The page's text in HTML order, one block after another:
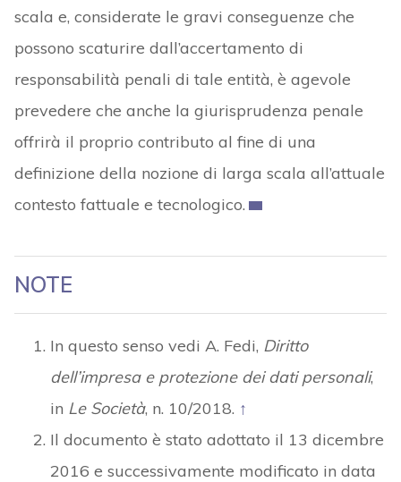
scala e, considerate le gravi conseguenze che
possono scaturire dall’accertamento di
responsabilità penali di tale entità, è agevole
prevedere che anche la giurisprudenza penale
offrirà il proprio contributo al fine di una
definizione della nozione di larga scala all’attuale
contesto fattuale e tecnologico.
NOTE
In questo senso vedi A. Fedi, Diritto
dell’impresa e protezione dei dati personali,
in Le Società, n. 10/2018. ↑
Il documento è stato adottato il 13 dicembre
2016 e successivamente modificato in data